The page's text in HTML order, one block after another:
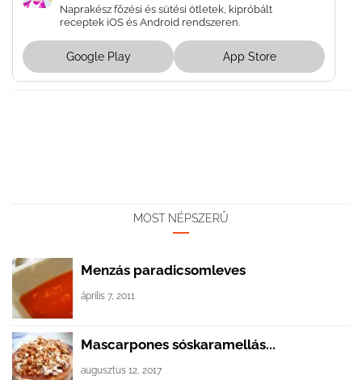
Naprakész főzési és sütési ötletek, kipróbált
receptek iOS és Android rendszeren.
Google Play App Store
MOST NÉPSZERŰ
Menzás paradicsomleves
április 7, 2011
Mascarpones sóskaramellás...
augusztus 12, 2017